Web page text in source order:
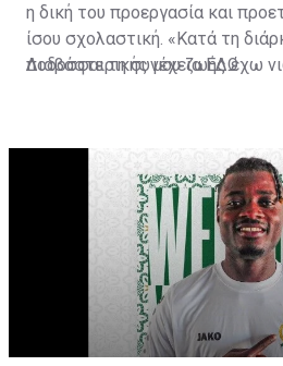
η δική του προεργασία και
ίσου σχολαστική. «Κατά τη
ποδοσφαιρικής μου ζωής έχω
31χρονος άσος.
Διαβάστε τη συνέχειαΕΔΩ